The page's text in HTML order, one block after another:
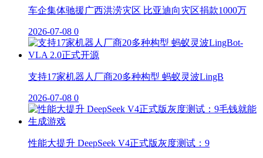
车企集体驰援广西洪涝灾区 比亚迪向灾区捐款1000万
2026-07-08 0
支持17家机器人厂商20多种构型 蚂蚁灵波LingB
2026-07-08 0
性能大提升 DeepSeek V4正式版灰度测试：9